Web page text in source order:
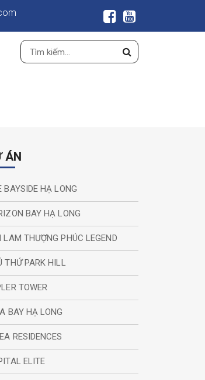
ÁN
BAYSIDE HẠ LONG
BAY HẠ LONG
LAM THƯỢNG PHÚC LEGEND
THỨ PARK HILL
TOWER
BAY HẠ LONG
RESIDENCES
ELITE